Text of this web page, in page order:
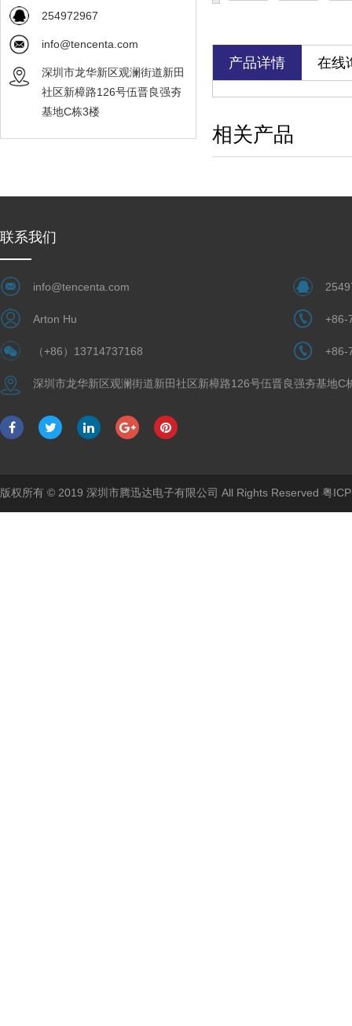
254972967
info@tencenta.com
深圳市龙华新区观澜街道新田
社区新樟路126号伍晋良强夯
基地C栋3楼
产品详情 在线
相关产品
联系我们
info@tencenta.com
Arton Hu +86-
（+86）13714737168 +86-
深圳市龙华新区观澜街道新田社区新樟路126号伍晋良强夯基地C
版权所有 © 2019 深圳市腾迅达电子有限公司 All Rights Reserved 粤